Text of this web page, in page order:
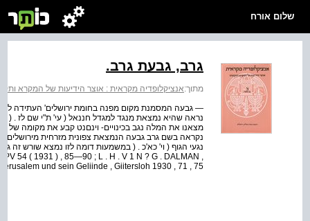
שלום אורח
גרב, גבעת גרב.
מתוך:אנציקלופדיה מקראית : אוצר הידיעות של המקרא
— גבעה המסמנת מקום מפנה בחומת ירושלים' העתידה
נראה שהיא נמצאת מנגד למגדל חננאל ( עי' ת"י שם לז . (
מצאנו את המלה נגב בכינויים- וינםנט קבע את מקומה של
נקראה בשם גרב גבעה הנמצאת צפונית מזרחית מירושלים
54 ( 1931 ) , 85—90 ; L . H . V 1 N ? G . DALMAN ,
Jerusalem und sein Geliinde , Giitersloh 1930 , 71 , 75 ,